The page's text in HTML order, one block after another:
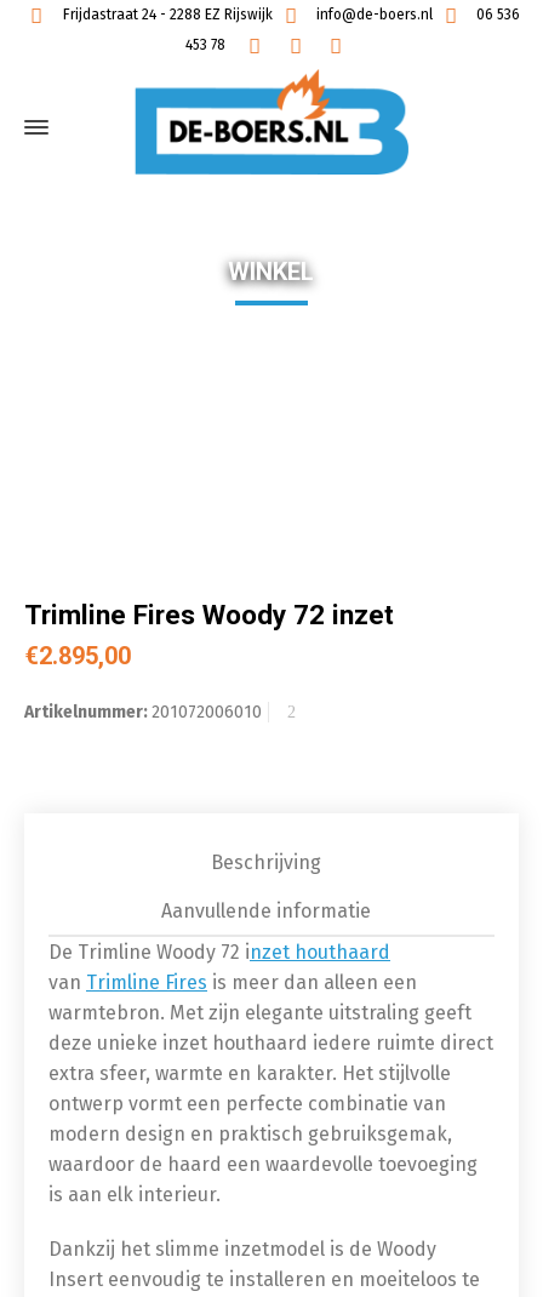
Frijdastraat 24 - 2288 EZ Rijswijk info@de-boers.nl
06 536
453 78
WINKEL
Trimline Fires Woody 72 inzet
€2.895,00
Artikelnummer:201072006010
Beschrijving
Aanvullende informatie
De Trimline Woody 72 inzet houthaard
van Trimline Fires is meer dan alleen een
warmtebron. Met zijn elegante uitstraling geeft
deze unieke inzet houthaard iedere ruimte direct
extra sfeer, warmte en karakter. Het stijlvolle
ontwerp vormt een perfecte combinatie van
modern design en praktisch gebruiksgemak,
waardoor de haard een waardevolle toevoeging
is aan elk interieur.
Dankzij het slimme inzetmodel is de Woody
Insert eenvoudig te installeren en moeiteloos te